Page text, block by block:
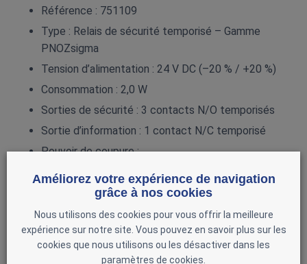
Référence : 751109
Type : Relais de sécurité temporisé – Gamme
PNOZsigma
Tension d’alimentation : 24 V DC (–20 % / +20 %)
Consommation : 2,0 W
Sorties de sécurité : 3 contacts N/O temporisés
Sortie d’information : 1 contact N/C temporisé
Pouvoir de coupure :
AC15 : 230 V / 5 A
DC13 : 24 V / 5 A
AC1 : 240 V / 6 A
DC1 : 24 V / 6 A
Protection recommandée : 10 A / 6 A
Améliorez votre expérience de navigation
grâce à nos cookies
Nous utilisons des cookies pour vous offrir la meilleure
expérience sur notre site. Vous pouvez en savoir plus sur les
cookies que nous utilisons ou les désactiver dans les
paramètres de cookies.